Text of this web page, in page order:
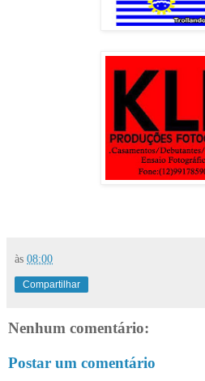
às 08:00
Compartilhar
Nenhum comentário:
Postar um comentário